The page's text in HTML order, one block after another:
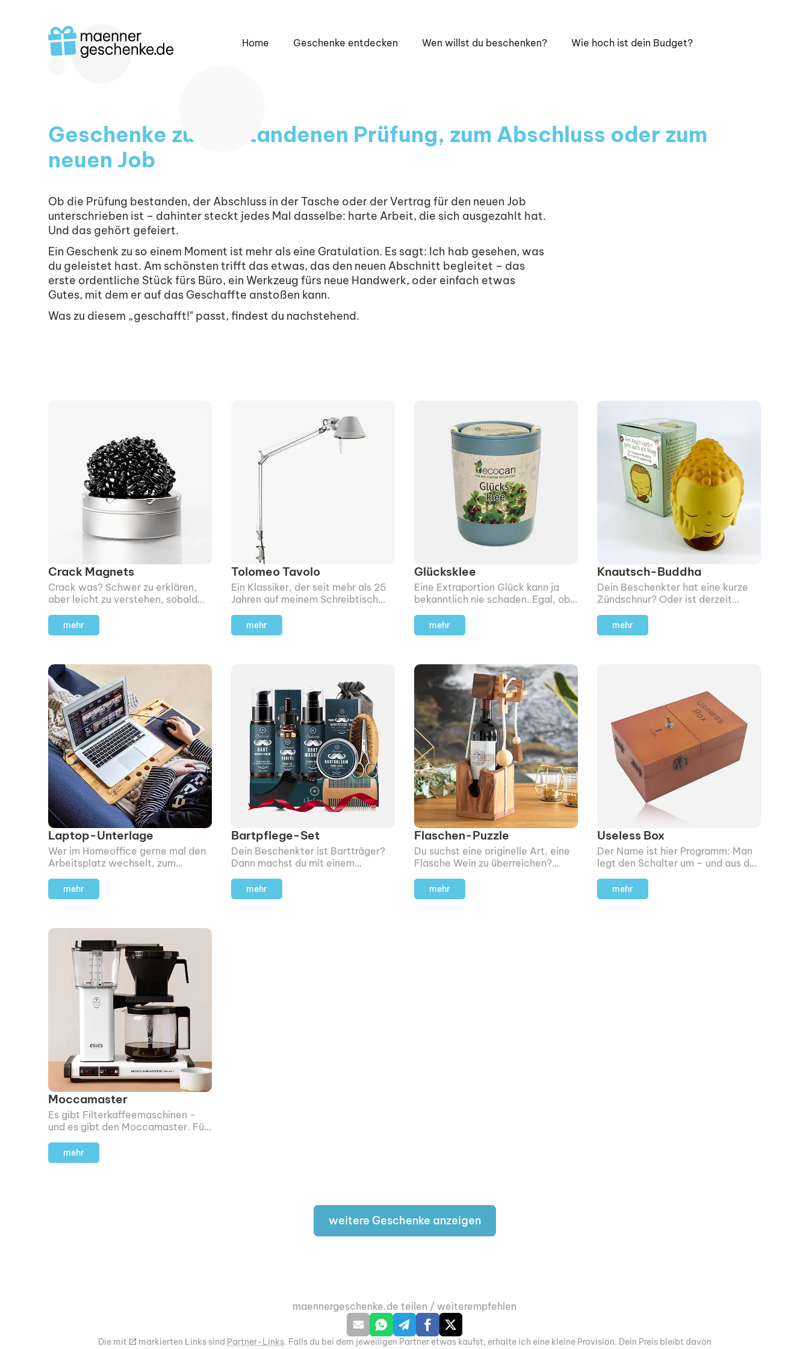
Home Geschenke entdecken Wen willst du beschenken? Wie hoch ist dein Budget?
Geschenke zur bestandenen Prüfung, zum Abschluss oder zum
neuen Job
Ob die Prüfung bestanden, der Abschluss in der Tasche oder der Vertrag für den neuen Job
unterschrieben ist – dahinter steckt jedes Mal dasselbe: harte Arbeit, die sich ausgezahlt hat.
Und das gehört gefeiert.
Ein Geschenk zu so einem Moment ist mehr als eine Gratulation. Es sagt: Ich hab gesehen, was
du geleistet hast. Am schönsten trifft das etwas, das den neuen Abschnitt begleitet – das
erste ordentliche Stück fürs Büro, ein Werkzeug fürs neue Handwerk, oder einfach etwas
Gutes, mit dem er auf das Geschaffte anstoßen kann.
Was zu diesem „geschafft!" passt, findest du nachstehend.
Crack Magnets
Crack was? Schwer zu erklären,
aber leicht zu verstehen, sobald
mehr
Tolomeo Tavolo
Ein Klassiker, der seit mehr als 25
Jahren auf meinem Schreibtisch
ihr Design.
mehr
Glücksklee
Eine Extraportion Glück kann ja
bekanntlich nie schaden. Egal, ob
zum Einzug in eine neue Wohnung
oder zur Hochzeit.
mehr
Knautsch-Buddha
Dein Beschenkter hat eine kurze
Zündschnur? Oder ist derzeit
Partner/in oder auch mal wegen
dir?
mehr
Laptop-Unterlage
Wer im Homeoffice gerne mal den
Arbeitsplatz wechselt, zum
Unterlage ähnlich komfortabel
weiterarbeiten.
mehr
Bartpflege-Set
Dein Beschenkter ist Bartträger?
Dann machst du mit einem
mehr
Flaschen-Puzzle
Du suchst eine originelle Art, eine
Flasche Wein zu überreichen?
Holzpuzzle und verschenke eine
kleine Herausforderung gleich mit.
mehr
Useless Box
Der Name ist hier Programm: Man
legt den Schalter um – und aus der
das den Schalter wieder zurück
kippt.
mehr
Moccamaster
Es gibt Filterkaffee­maschinen –
und es gibt den Moccamaster. Für
Maschine ihrer Art.
mehr
weitere Geschenke anzeigen
maennergeschenke.de teilen / weiterempfehlen
Die mit m markierten Links sind Partner-Links. Falls du bei dem jeweiligen Partner etwas kaufst, erhalte ich eine kleine Provision. Dein Preis bleibt davon